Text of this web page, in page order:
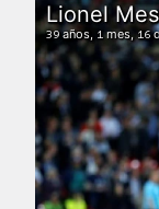
Lionel
39años, 1mes,16